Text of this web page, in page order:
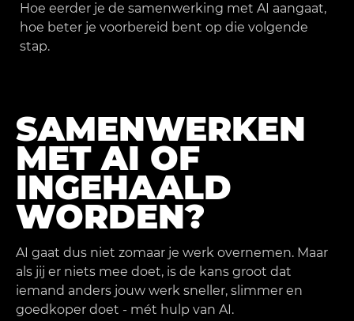
Hoe eerder je de samenwerking met AI aangaat,
hoe beter je voorbereid bent op die volgende
stap.
SAMENWERKEN
MET AI OF
INGEHAALD
WORDEN?
AI gaat dus niet zomaar je werk overnemen. Maar
als jij er niets mee doet, is de kans groot dat
iemand anders jouw werk sneller, slimmer en
goedkoper doet - mét hulp van AI.